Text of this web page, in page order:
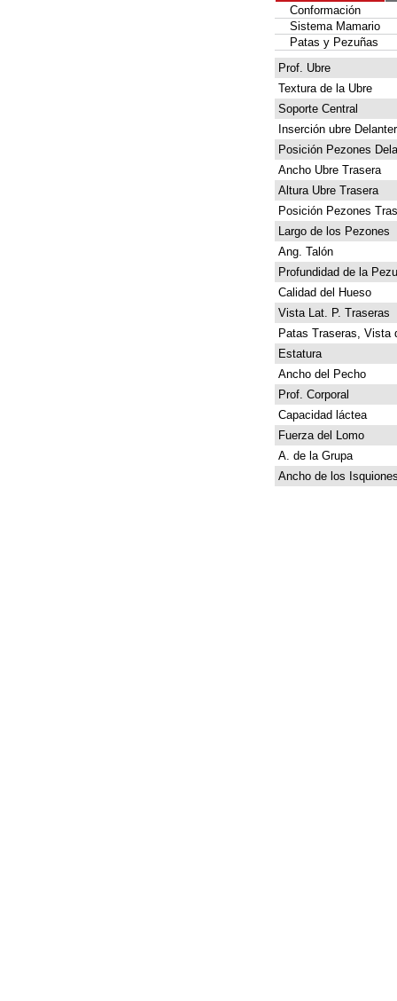
Conformación
Sistema Mamario
Patas y Pezuñas
Prof. Ubre
Textura de la Ubre
Soporte Central
Inserción ubre
Posición Pezones
Ancho Ubre Trasera
Altura Ubre Trasera
Posición Pezones
Largo de los Pezones
Ang. Talón
Profundidad de la
Calidad del Hueso
Vista Lat. P. Traseras
Patas Traseras, Vista
Estatura
Ancho del Pecho
Prof. Corporal
Capacidad láctea
Fuerza del Lomo
A. de la Grupa
Ancho de los